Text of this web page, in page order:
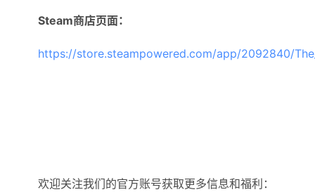
Steam商店页面：
https://store.steampowered.com/app/2092840/
欢迎关注我们的官方账号获取更多信息和福利：